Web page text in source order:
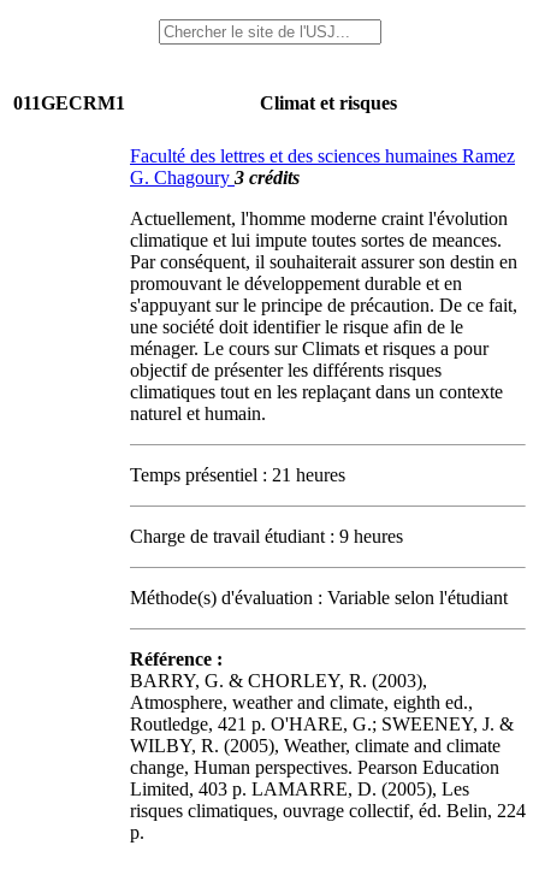
011GECRM1 Climat et risques
Faculté des lettres et des sciences humaines Ramez
G. Chagoury 3 crédits
Actuellement, l'homme moderne craint l'évolution
climatique et lui impute toutes sortes de meances.
Par conséquent, il souhaiterait assurer son destin en
promouvant le développement durable et en
s'appuyant sur le principe de précaution. De ce fait,
une société doit identifier le risque afin de le
ménager. Le cours sur Climats et risques a pour
objectif de présenter les différents risques
climatiques tout en les replaçant dans un contexte
naturel et humain.
Temps présentiel : 21 heures
Charge de travail étudiant : 9 heures
Méthode(s) d'évaluation : Variable selon l'étudiant
Référence :
BARRY, G. & CHORLEY, R. (2003),
Atmosphere, weather and climate, eighth ed.,
Routledge, 421 p. O'HARE, G.; SWEENEY, J. &
WILBY, R. (2005), Weather, climate and climate
change, Human perspectives. Pearson Education
Limited, 403 p. LAMARRE, D. (2005), Les
risques climatiques, ouvrage collectif, éd. Belin, 224
p.